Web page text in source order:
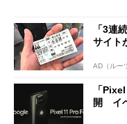
「3連
サイト
AD（ルー
「
開 イ